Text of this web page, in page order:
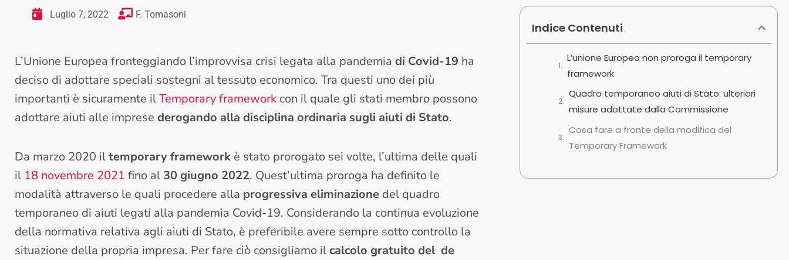
Luglio 7, 2022 F. Tomasoni
L’Unione Europea fronteggiando l’improvvisa crisi legata alla pandemia di Covid-19 ha
deciso di adottare speciali sostegni al tessuto economico. Tra questi uno dei più
importanti è sicuramente ilTemporary framework con il quale gli stati membro possono
adottare aiuti alle imprese derogando alla disciplina ordinaria sugli aiuti di Stato.
Da marzo 2020 iltemporary framework è stato prorogato sei volte, l’ultima delle quali
il 18 novembre 2021 fino al 30 giugno 2022. Quest’ultima proroga ha definito le
modalità attraverso le quali procedere alla progressiva eliminazione del quadro
temporaneo di aiuti legati alla pandemia Covid-19. Considerando la continua evoluzione
della normativa relativa agli aiuti di Stato, è preferibile avere sempre sotto controllo la
situazione della propria impresa. Per fare ciò consigliamo ilcalcolo gratuito del de
Indice Contenuti
L’unione Europea non proroga il temporary
framework
Quadro temporaneo aiuti di Stato: ulteriori
misure adottate dalla Commissione
Cosa fare a fronte della modifica del
Temporary Framework